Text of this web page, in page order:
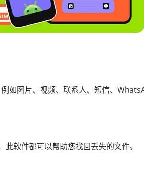
如图片、视频、联系人、短信、
软件都可以帮助您找回丢失的文件。